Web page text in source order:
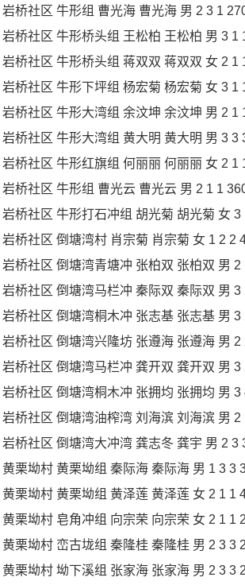
桥社区 牛形组 曹光海 曹光海 男 2 3 1
桥社区 牛形桥头组 王松柏 王松柏 男 3 1
桥社区 牛形桥头组 蒋双双 蒋双双 女 2 1
桥社区 牛形下坪组 杨宏菊 杨宏菊 女 3 1
桥社区 牛形大湾组 余汶坤 余汶坤 男 2 1
桥社区 牛形大湾组 黄大明 黄大明 男 3 3
桥社区 牛形红旗组 何丽丽 何丽丽 女 2 1
桥社区 牛形组 曹光云 曹光云 男 2 1 1
桥社区 牛形打石冲组 胡光菊 胡光菊 女
桥社区 倒塘湾村 肖宗菊 肖宗菊 女 1 2 2
桥社区 倒塘湾青塘冲 张柏双 张柏双 男
桥社区 倒塘湾马栏冲 秦际双 秦际双 男
桥社区 倒塘湾桐木冲 张志基 张志基 男
桥社区 倒塘湾兴隆坊 张遵海 张遵海 男
桥社区 倒塘湾马栏冲 龚开双 龚开双 男
桥社区 倒塘湾桐木冲 张拥均 张拥均 男
桥社区 倒塘湾油榨湾 刘海滨 刘海滨 男
桥社区 倒塘湾大冲湾 龚志冬 龚宇 男 2 3
栗坳村 黄栗坳组 秦际海 秦际海 男 1 3 3
栗坳村 黄栗坳组 黄泽莲 黄泽莲 女 2 1 1
栗坳村 皂角冲组 向宗荣 向宗荣 女 2 1 1
栗坳村 峦古垅组 秦隆桂 秦隆桂 男 2 3 3
栗坳村 坳下溪组 张家海 张家海 男 2 3 3